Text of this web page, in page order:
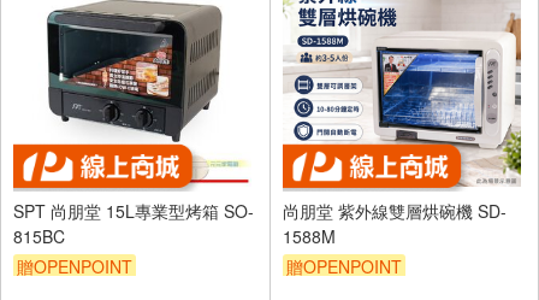
SPT 尚朋堂 15L專業型烤箱 SO-
815BC
贈OPENPOINT
尚朋堂 紫外線雙層烘碗機 SD-
1588M
贈OPENPOINT